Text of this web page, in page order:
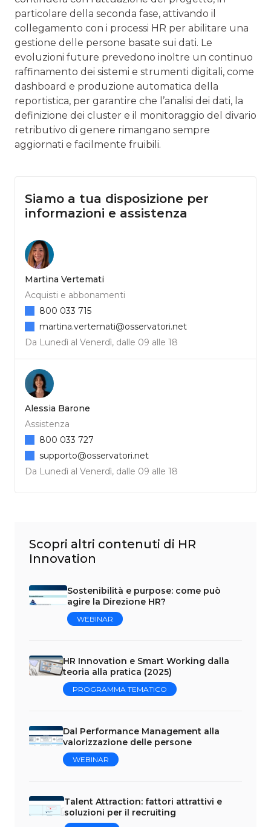
particolare della seconda fase, attivando il
collegamento con i processi HR per abilitare una
gestione delle persone basate sui dati. Le
evoluzioni future prevedono inoltre un continuo
raffinamento dei sistemi e strumenti digitali, come
dashboard e produzione automatica della
reportistica, per garantire che l’analisi dei dati, la
definizione dei cluster e il monitoraggio del divario
retributivo di genere rimangano sempre
aggiornati e facilmente fruibili.
Siamo a tua disposizione per
informazioni e assistenza
Martina Vertemati
Acquisti e abbonamenti
Da Lunedì al Venerdì, dalle 09 alle 18
800 033 715
martina.vertemati@osservatori.net
Alessia Barone
Assistenza
Da Lunedì al Venerdì, dalle 09 alle 18
800 033 727
supporto@osservatori.net
Scopri altri contenuti di HR
Innovation
Sostenibilità e purpose: come può
agire la Direzione HR?
WEBINAR
HR Innovation e Smart Working dalla
teoria alla pratica (2025)
PROGRAMMA TEMATICO
Dal Performance Management alla
valorizzazione delle persone
WEBINAR
Talent Attraction: fattori attrattivi e
soluzioni per il recruiting